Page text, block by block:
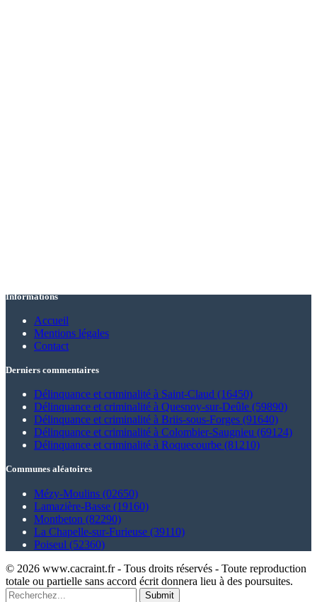
Informations
Accueil
Mentions légales
Contact
Derniers commentaires
Délinquance et criminalité à Saint-Claud (16450)
Délinquance et criminalité à Quesnoy-sur-Deûle (59890)
Délinquance et criminalité à Briis-sous-Forges (91640)
Délinquance et criminalité à Colombier-Saugnieu (69124)
Délinquance et criminalité à Roquecourbe (81210)
Communes aléatoires
Mézy-Moulins (02650)
Lamazière-Basse (19160)
Montbeton (82290)
La Chapelle-sur-Furieuse (39110)
Poiseul (52360)
© 2026 www.cacraint.fr - Tous droits réservés - Toute reproduction
totale ou partielle sans accord écrit donnera lieu à des poursuites.
Submit